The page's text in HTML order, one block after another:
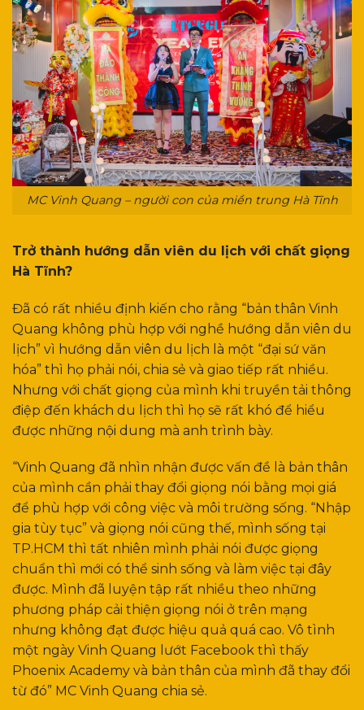
MC Vinh Quang – người con của miền trung Hà Tĩnh
Trở thành hướng dẫn viên du lịch với chất giọng
Hà Tĩnh?
Đã có rất nhiều định kiến cho rằng “bản thân Vinh
Quang không phù hợp với nghề hướng dẫn viên du
lịch” vì hướng dẫn viên du lịch là một “đại sứ văn
hóa” thì họ phải nói, chia sẻ và giao tiếp rất nhiều.
Nhưng với chất giọng của mình khi truyền tải thông
điệp đến khách du lịch thì họ sẽ rất khó để hiểu
được những nội dung mà anh trình bày.
“Vinh Quang đã nhìn nhận được vấn đề là bản thân
của mình cần phải thay đổi giọng nói bằng mọi giá
để phù hợp với công việc và môi trường sống. “Nhập
gia tùy tục” và giọng nói cũng thế, mình sống tại
TP.HCM thì tất nhiên mình phải nói được giọng
chuẩn thì mới có thể sinh sống và làm việc tại đây
được. Mình đã luyện tập rất nhiều theo những
phương pháp cải thiện giọng nói ở trên mạng
nhưng không đạt được hiệu quả quá cao. Vô tình
một ngày Vinh Quang lướt Facebook thì thấy
Phoenix Academy và bản thân của mình đã thay đổi
từ đó” MC Vinh Quang chia sẻ.